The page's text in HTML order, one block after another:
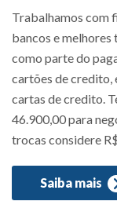
Trabalhamos com
bancos e melhores
como parte do
cartões de credito,
cartas de credito.
46.900,00 para
trocas considere
Saiba mais